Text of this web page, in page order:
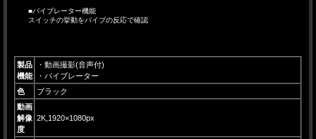
■バイブレーター機能
スイッチの挙動をバイブの反応で確認
製品
機能
・動画撮影(音声付)
・バイブレーター
色
ブラック
動画
解像
度
2K,1920×1080px